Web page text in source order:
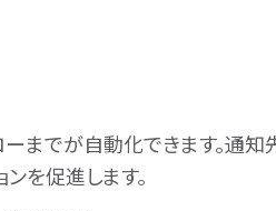
ーまでが自動化できます。通
を促進します。